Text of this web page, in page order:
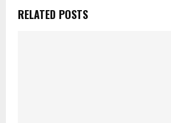
RELATED POSTS